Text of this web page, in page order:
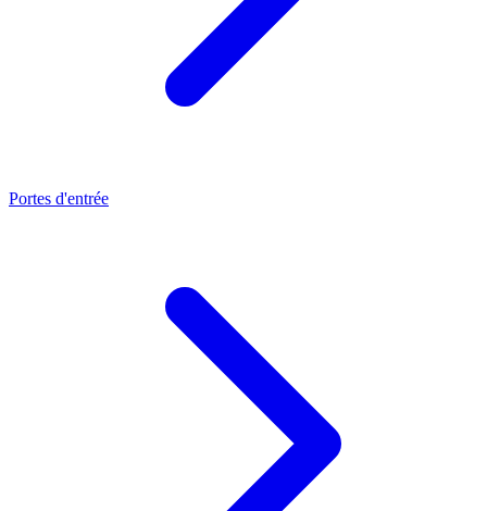
Portes d'entrée